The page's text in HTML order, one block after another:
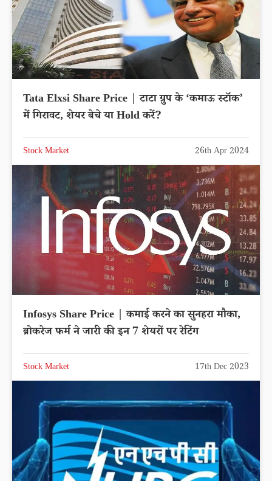
Tata Elxsi Share Price | टाटा ग्रुप के ‘कमाऊ स्टॉक’
में गिरावट, शेयर बेचे या Hold करें?
Stock Market 26th Apr 2024
Infosys Share Price | कमाई करने का सुनहरा मौका,
ब्रोकरेज फर्म ने जारी की इन 7 शेयरों पर रेटिंग
Stock Market 17th Dec 2023